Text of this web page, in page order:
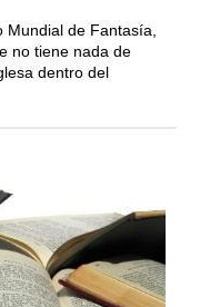
Mundial de Fantasía,
no tiene nada de
dentro del